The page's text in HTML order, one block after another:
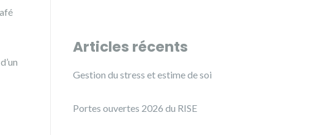
Articles récents
Gestion du stress et estime de soi
Portes ouvertes 2026 du RISE